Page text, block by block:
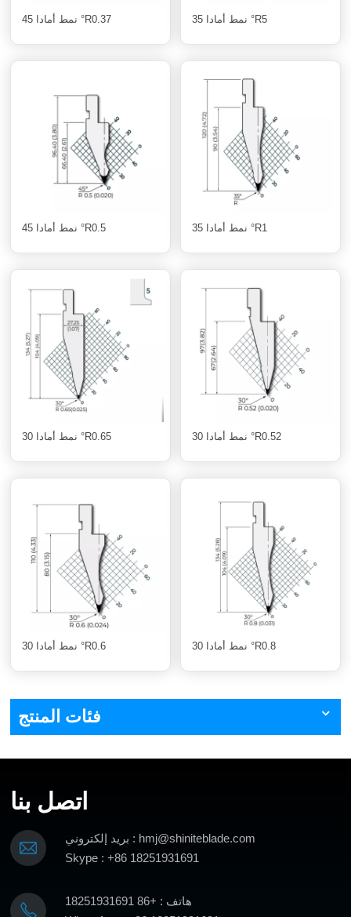
نمط أمادا 45 °R0.37 نمط أمادا 35 °R5
نمط أمادا 45 °R0.5 نمط أمادا 35 °R1
نمط أمادا 30 °R0.65 نمط أمادا 30 °R0.52
نمط أمادا 30 °R0.6 نمط أمادا 30 °R0.8
فئات المنتج
اتصل بنا
بريد إلكتروني : hmj@shiniteblade.com
Skype : +86 18251931691
هاتف : +86 18251931691